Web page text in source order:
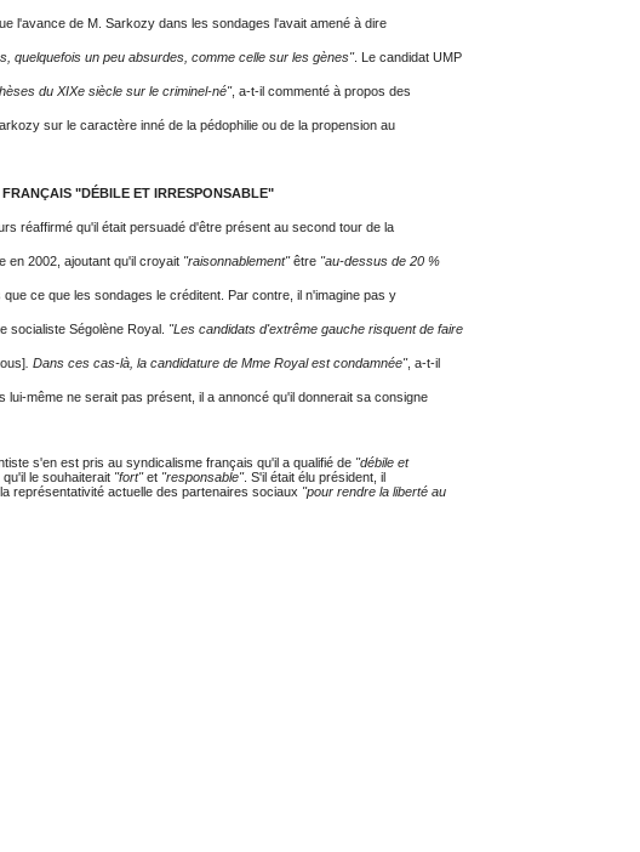
l'avance de M. Sarkozy dans les sondages l'avait amené à dire
quelquefois un peu absurdes, comme celle sur les gènes". Le candidat UMP
du XIXe siècle sur le criminel-né", a-t-il commenté à propos des
sur le caractère inné de la pédophilie ou de la propension au
"DÉBILE ET IRRESPONSABLE"
réaffirmé qu'il était persuadé d'être présent au second tour de la
en 2002, ajoutant qu'il croyait "raisonnablement"être "au-dessus de 20 %
que ce que les sondages le créditent. Par contre, il n'imagine pas y
socialiste Ségolène Royal. "Les candidats d'extrême gauche risquent de faire
. Dans ces cas-là, la candidature de Mme Royal est condamnée", a-t-il
lui-même ne serait pas présent, il a annoncé qu'il donnerait sa consigne
s'en est pris au syndicalisme français qu'il a qualifié de "débile et
qu'il le souhaiterait "fort"et "responsable". S'il était élu président, il
représentativité actuelle des partenaires sociaux "pour rendre la liberté au